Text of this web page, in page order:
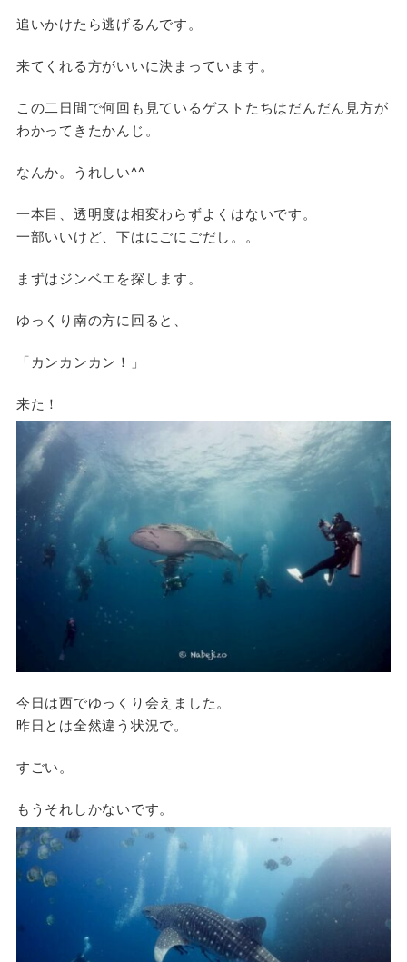
追いかけたら逃げるんです。
来てくれる方がいいに決まっています。
この二日間で何回も見ているゲストたちはだんだん見方が
わかってきたかんじ。
なんか。うれしい^^
一本目、透明度は相変わらずよくはないです。
一部いいけど、下はにごにごだし。。
まずはジンベエを探します。
ゆっくり南の方に回ると、
「カンカンカン！」
来た！
今日は西でゆっくり会えました。
昨日とは全然違う状況で。
すごい。
もうそれしかないです。